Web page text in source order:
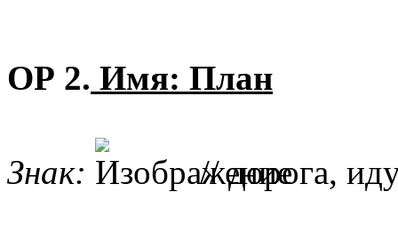
ОР 2. Имя: План
Знак: // дорога,